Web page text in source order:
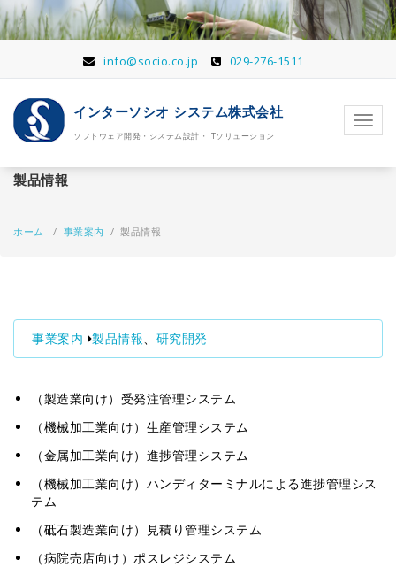
コ
ン
テ
ツ
info@socio.co.jp 029-276-1511
インターソシオ システム株式会社
ソフトウェア開発・システム設計・ITソリューション
ナ
ビ
え
製品情報
ホーム / 事業案内 / 製品情報
事業案内 製品情報 研究開発
（製造業向け）受発注管理システム
（機械加工業向け）生産管理システム
（金属加工業向け）進捗管理システム
（機械加工業向け）ハンディターミナルによる進捗管理シス
テム
（砥石製造業向け）見積り管理システム
（病院売店向け）ポスレジシステム